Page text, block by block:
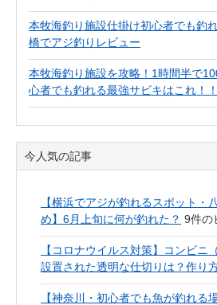
本牧海釣り施設仕掛け初心者でも釣
橋でアジ釣りレビュー
本牧海釣り施設を攻略！1時間半で
心者でも釣れる最強サビキはこれ！！
今人気の記事
【横浜でアジが釣れるスポット・
め】6月上旬に何が釣れた？ 9件の
【コロナウイルス対策】コンビニ
設置された透明な仕切りは？作り
【神奈川・初心者でも魚が釣れる